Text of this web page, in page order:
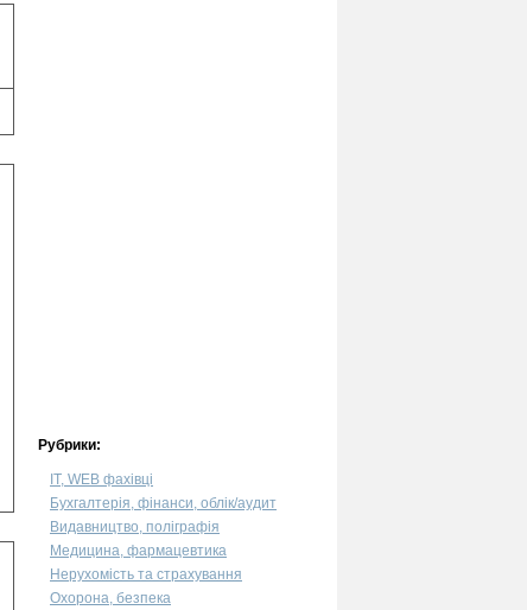
Рубрики:
IT, WEB фахівці
Бухгалтерія, фінанси, облік/аудит
Видавництво, поліграфія
Медицина, фармацевтика
Нерухомість та страхування
Охорона, безпека